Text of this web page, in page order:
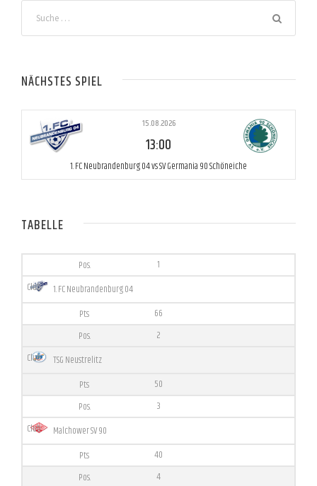
NÄCHSTES SPIEL
15.08.2026
13:00
1. FC Neubrandenburg 04 vs SV Germania 90 Schöneiche
TABELLE
1
1. FC Neubrandenburg 04
66
2
TSG Neustrelitz
50
3
Malchower SV 90
40
4